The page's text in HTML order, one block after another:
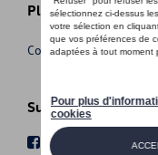
Plus d'informations
Conditions de vente
Suivez nous
Facebook